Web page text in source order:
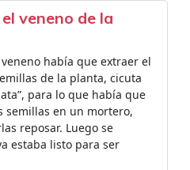
veneno de la
había que extraer el
de la planta, cicuta
para lo que había que
semillas en un mortero,
reposar. Luego se
estaba listo para ser